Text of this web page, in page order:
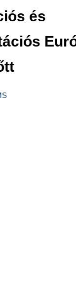
és